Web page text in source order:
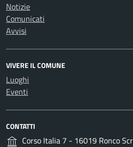
Notizie
Comunicati
Avvisi
VIVERE IL COMUNE
Luoghi
Eventi
CONTATTI
Corso Italia 7 - 16019 Ronco